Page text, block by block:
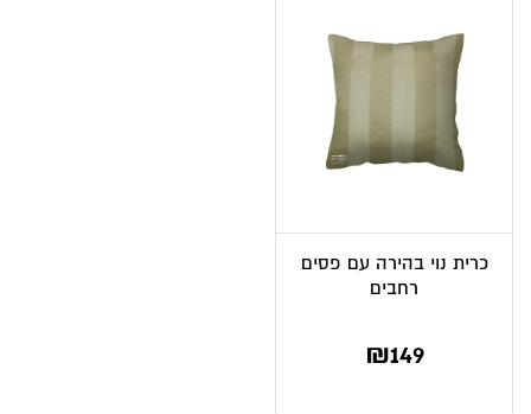
כרית נוי בהירה עם פסים
רחבים
₪149